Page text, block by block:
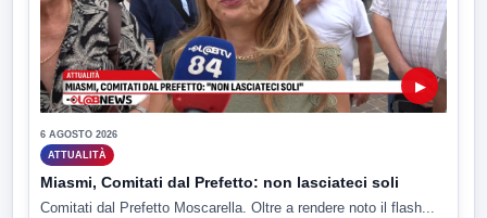
▶
6 AGOSTO 2026
ATTUALITÀ
Miasmi, Comitati dal Prefetto: non lasciateci soli
Comitati dal Prefetto Moscarella. Oltre a rendere noto il flash...